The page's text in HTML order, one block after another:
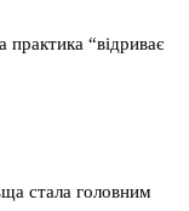
“відриває
стала головним